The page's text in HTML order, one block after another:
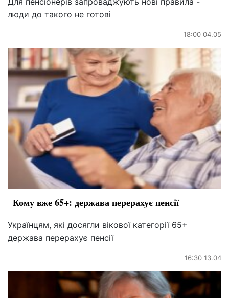
люди до такого не готові
18:00 04.05
Кому вже 65+: держава перерахує пенсії
Українцям, які досягли вікової категорії 65+
держава перерахує пенсії
16:30 13.04